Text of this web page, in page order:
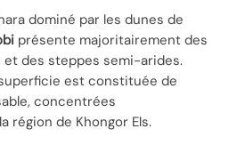
dominé par les dunes de
présente majoritairement des
des steppes semi-arides.
est constituée de
concentrées
région de Khongor Els.